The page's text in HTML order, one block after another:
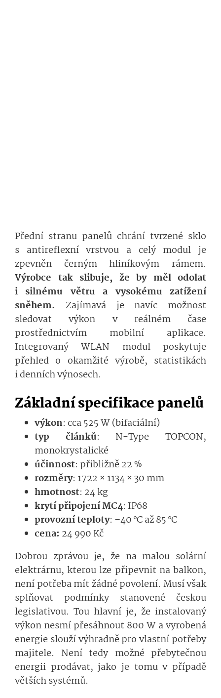
Přední stranu panelů chrání tvrzené sklo
s antireflexní vrstvou a celý modul je
zpevněn černým hliníkovým rámem.
Výrobce tak slibuje, že by měl odolat
i silnému větru a vysokému zatížení
sněhem.
Zajímavá je navíc možnost
sledovat výkon v reálném čase
prostřednictvím mobilní aplikace.
Integrovaný WLAN modul poskytuje
přehled o okamžité výrobě, statistikách
i denních výnosech.
Základní specifikace panelů
výkon: cca 525 W (bifaciální)
typ článků: N-Type TOPCON,
monokrystalické
účinnost: přibližně 22 %
rozměry: 1722 × 1134 × 30 mm
hmotnost: 24 kg
krytí připojení MC4: IP68
provozní teploty: –40 °C až 85 °C
cena: 24 990 Kč
Dobrou zprávou je, že na malou solární
elektrárnu, kterou lze připevnit na balkon,
není potřeba mít žádné povolení. Musí však
splňovat podmínky stanovené českou
legislativou. Tou hlavní je, že instalovaný
výkon nesmí přesáhnout 800 W a vyrobená
energie slouží výhradně pro vlastní potřeby
majitele. Není tedy možné přebytečnou
energii prodávat, jako je tomu v případě
větších systémů.